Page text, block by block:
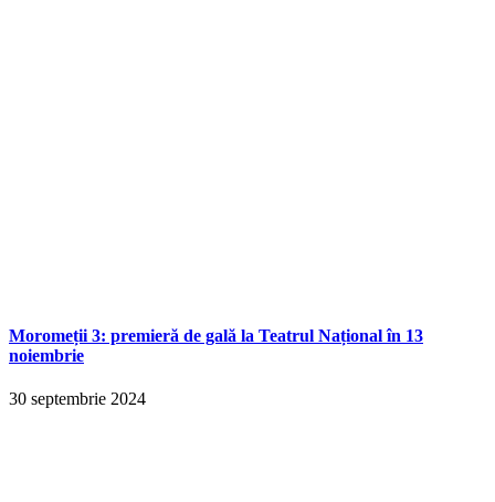
Moromeții 3: premieră de gală la Teatrul Național în 13
noiembrie
30 septembrie 2024